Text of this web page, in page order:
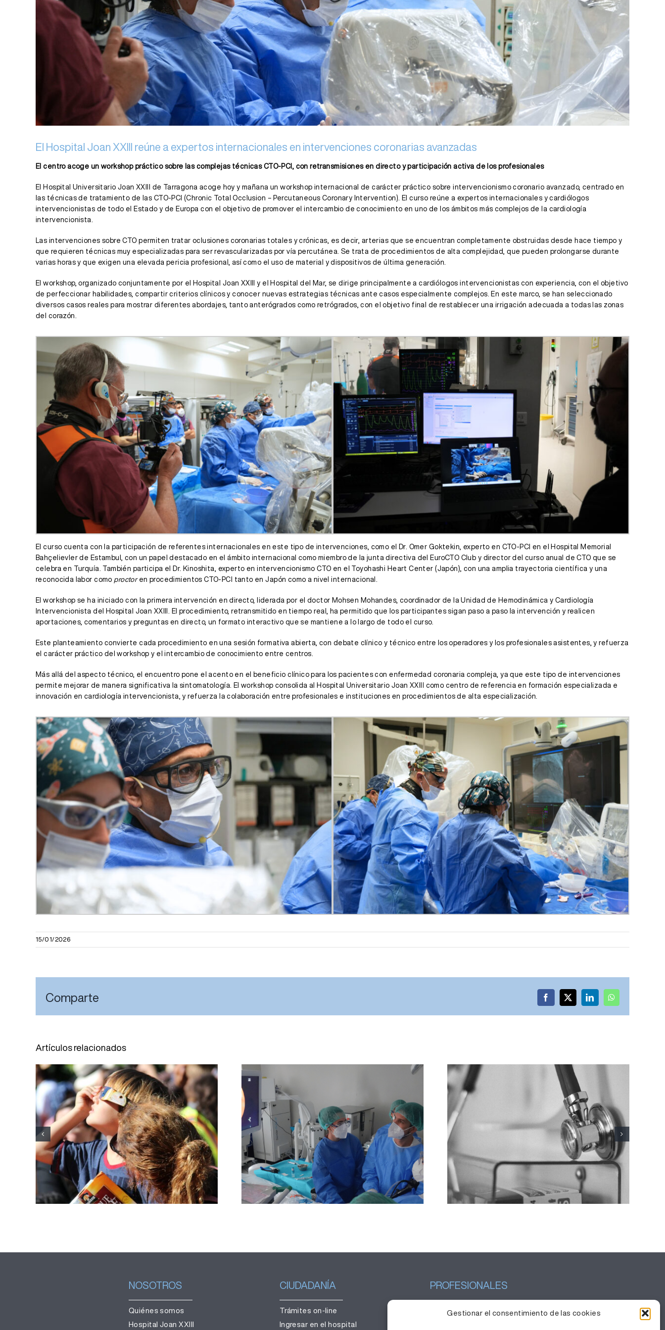
Gestionar el consentimiento de las cookies
El Hospital Joan XXIII reúne a expertos internacionales en intervenciones coronarias avanzadas
El centro acoge un workshop práctico sobre las complejas técnicas CTO-PCI, con retransmisiones en directo y participación activa de los profesionales
El Hospital Universitario Joan XXIII de Tarragona acoge hoy y mañana un workshop internacional de carácter práctico sobre intervencionismo coronario avanzado, centrado en
las técnicas de tratamiento de las CTO-PCI (Chronic Total Occlusion – Percutaneous Coronary Intervention). El curso reúne a expertos internacionales y cardiólogos
intervencionistas de todo el Estado y de Europa con el objetivo de promover el intercambio de conocimiento en uno de los ámbitos más complejos de la cardiología
intervencionista.
Las intervenciones sobre CTO permiten tratar oclusiones coronarias totales y crónicas, es decir, arterias que se encuentran completamente obstruidas desde hace tiempo y
que requieren técnicas muy especializadas para ser revascularizadas por vía percutánea. Se trata de procedimientos de alta complejidad, que pueden prolongarse durante
varias horas y que exigen una elevada pericia profesional, así como el uso de material y dispositivos de última generación.
El workshop, organizado conjuntamente por el Hospital Joan XXIII y el Hospital del Mar, se dirige principalmente a cardiólogos intervencionistas con experiencia, con el objetivo
de perfeccionar habilidades, compartir criterios clínicos y conocer nuevas estrategias técnicas ante casos especialmente complejos. En este marco, se han seleccionado
diversos casos reales para mostrar diferentes abordajes, tanto anterógrados como retrógrados, con el objetivo final de restablecer una irrigación adecuada a todas las zonas
del corazón.
El curso cuenta con la participación de referentes internacionales en este tipo de intervenciones, como el Dr. Omer Goktekin, experto en CTO-PCI en el Hospital Memorial
Bahçelievler de Estambul, con un papel destacado en el ámbito internacional como miembro de la junta directiva del EuroCTO Club y director del curso anual de CTO que se
celebra en Turquía. También participa el Dr. Kinoshita, experto en intervencionismo CTO en el Toyohashi Heart Center (Japón), con una amplia trayectoria científica y una
reconocida labor como proctoren procedimientos CTO-PCI tanto en Japón como a nivel internacional.
El workshop se ha iniciado con la primera intervención en directo, liderada por el doctor Mohsen Mohandes, coordinador de la Unidad de Hemodinámica y Cardiología
Intervencionista del Hospital Joan XXIII. El procedimiento, retransmitido en tiempo real, ha permitido que los participantes sigan paso a paso la intervención y realicen
aportaciones, comentarios y preguntas en directo, un formato interactivo que se mantiene a lo largo de todo el curso.
Este planteamiento convierte cada procedimiento en una sesión formativa abierta, con debate clínico y técnico entre los operadores y los profesionales asistentes, y refuerza
el carácter práctico del workshop y el intercambio de conocimiento entre centros.
Más allá del aspecto técnico, el encuentro pone el acento en el beneficio clínico para los pacientes con enfermedad coronaria compleja, ya que este tipo de intervenciones
permite mejorar de manera significativa la sintomatología. El workshop consolida al Hospital Universitario Joan XXIII como centro de referencia en formación especializada e
innovación en cardiología intervencionista, y refuerza la colaboración entre profesionales e instituciones en procedimientos de alta especialización.
15/01/2026
Comparte Facebook
X LinkedInWhatsApp
Artículos relacionados
El Servicio de Oftalmología
del Hospital Joan XXIII
refuerza la labor divulgativa
para una observación segura
del eclipse
El Hospital Joan XXIII
incorpora una técnica para
obtener muestras de teijido
pulmonar sin necesidad de
cirugía
El Hospital Joan XXIII realiza
el seguimiento de un centenar
de pacientes con síndrome
de Sjögren primario
NOSOTROS
Quiénes somos
Hospital Joan XXIII
CIUDADANÍA
Trámites on-line
Ingresar en el hospital
PROFESIONALES
Gestión del conocimiento